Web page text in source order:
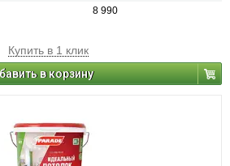
8 990
Купить в 1 клик
в корзину